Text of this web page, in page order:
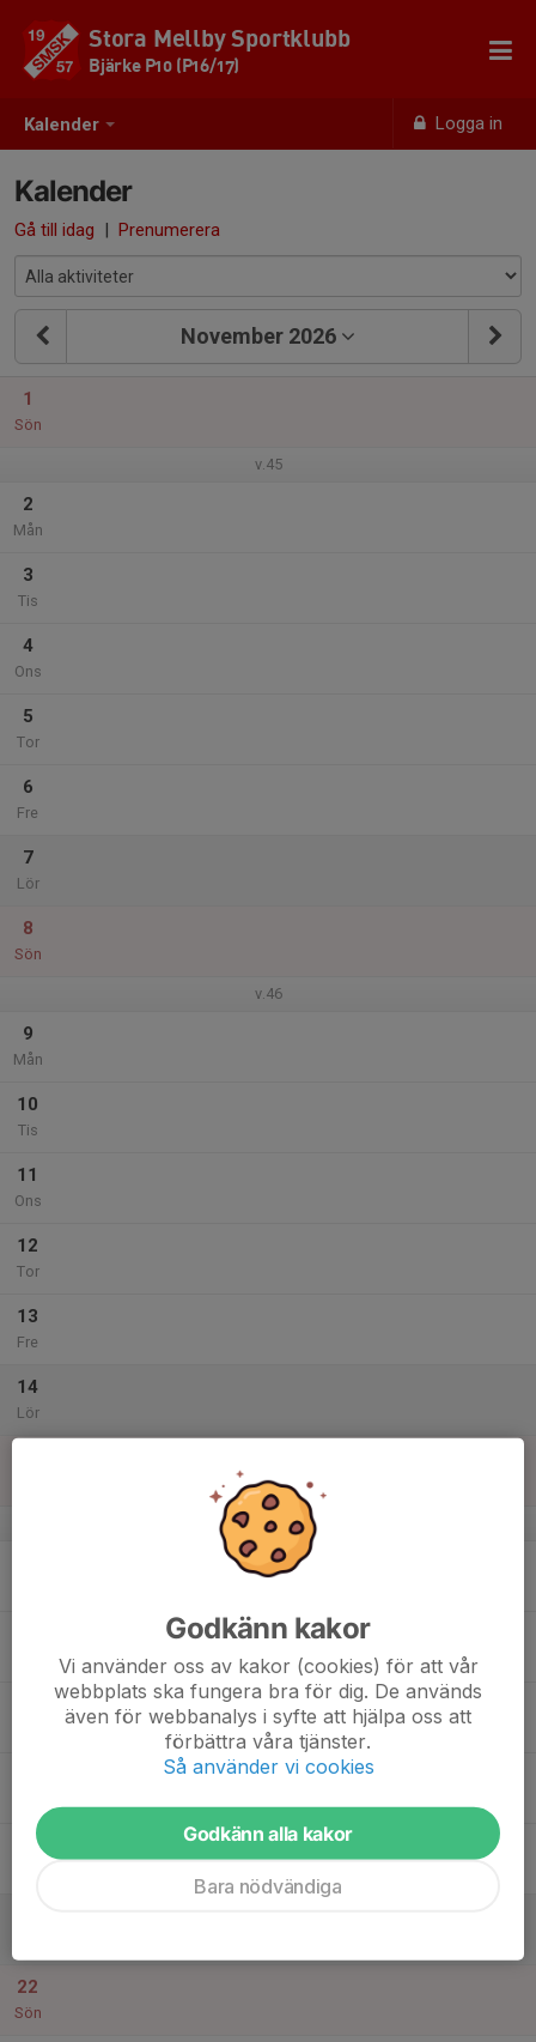
Kalender Logga in
Stora Mellby Sportklubb
Bjärke P10 (P16/17)
Kalender
Gå till idag | Prenumerera
November 2026
1
Sön
v.45
2
Mån
3
Tis
4
Ons
5
Tor
6
Fre
7
Lör
8
Sön
v.46
9
Mån
10
Tis
11
Ons
12
Tor
13
Fre
14
Lör
v.47
20
22
Sön
Godkänn kakor
Vi använder oss av kakor (cookies) för att vår
webbplats ska fungera bra för dig. De används
även för webbanalys i syfte att hjälpa oss att
förbättra våra tjänster.
Så använder vi cookies
Godkänn alla kakor
Bara nödvändiga